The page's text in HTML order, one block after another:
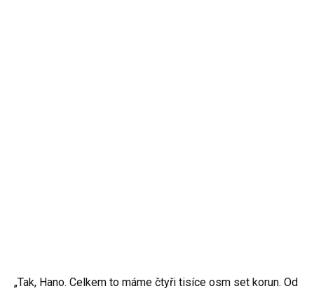
„Tak, Hano. Celkem to máme čtyři tisíce osm set korun. Od